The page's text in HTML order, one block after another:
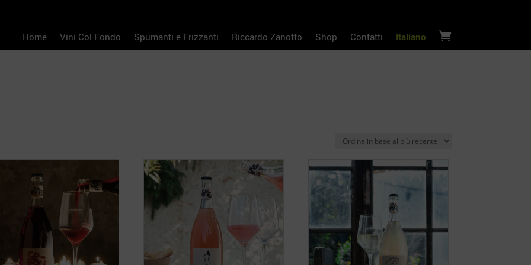
Home Vini Col Fondo Spumanti e Frizzanti Riccardo Zanotto Shop Contatti Italiano 